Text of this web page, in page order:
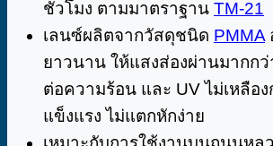
ชั่วโมง ตามมาตราฐาน TM-21
เลนซ์ผลิตจากวัสดุชนิด PMMA
ยาวนาน ให้แสงส่องผ่านมากก
ต่อความร้อน และ UV ไม่เหลือ
แข็งแรง ไม่แตกหักง่าย